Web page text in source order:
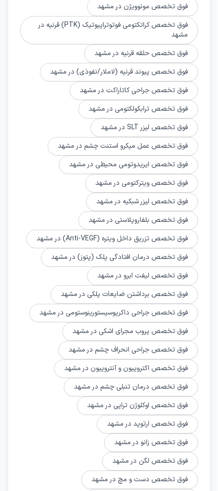
فوق تخصص مونوویژن در مشهد
فوق تخصص کراتکتومی فوتوتراپیوتیک (PTK) قرنیه در
مشهد
فوق تخصص حلقه قرنیه در مشهد
فوق تخصص پیوند قرنیه (لاملار/نفوذی) در مشهد
فوق تخصص جراحی کاتاراکت در مشهد
فوق تخصص ترابکولکتومی در مشهد
فوق تخصص لیزر SLT در مشهد
فوق تخصص عمل میکرو استنت چشم در مشهد
فوق تخصص ایریدوتومی محیطی در مشهد
فوق تخصص ویترکتومی در مشهد
فوق تخصص لیزر شبکیه در مشهد
فوق تخصص بلفاروپلاستی در مشهد
فوق تخصص تزریق داخل ویتره (Anti-VEGF) در مشهد
فوق تخصص درمان افتادگی پلک (پتوز) در مشهد
فوق تخصص لیفت ابرو در مشهد
فوق تخصص برداشتن ضایعات پلکی در مشهد
فوق تخصص جراحی داکریوسیستورینوستومی در مشهد
فوق تخصص پروب مجرای اشکی در مشهد
فوق تخصص جراحی انحراف چشم در مشهد
فوق تخصص اکتروپیون و آنتروپیون در مشهد
فوق تخصص درمان تنبلی چشم در مشهد
فوق تخصص اوکلوژن تراپی در مشهد
فوق تخصص ارتوپد در مشهد
فوق تخصص زانو در مشهد
فوق تخصص لگن در مشهد
فوق تخصص دست و مچ در مشهد